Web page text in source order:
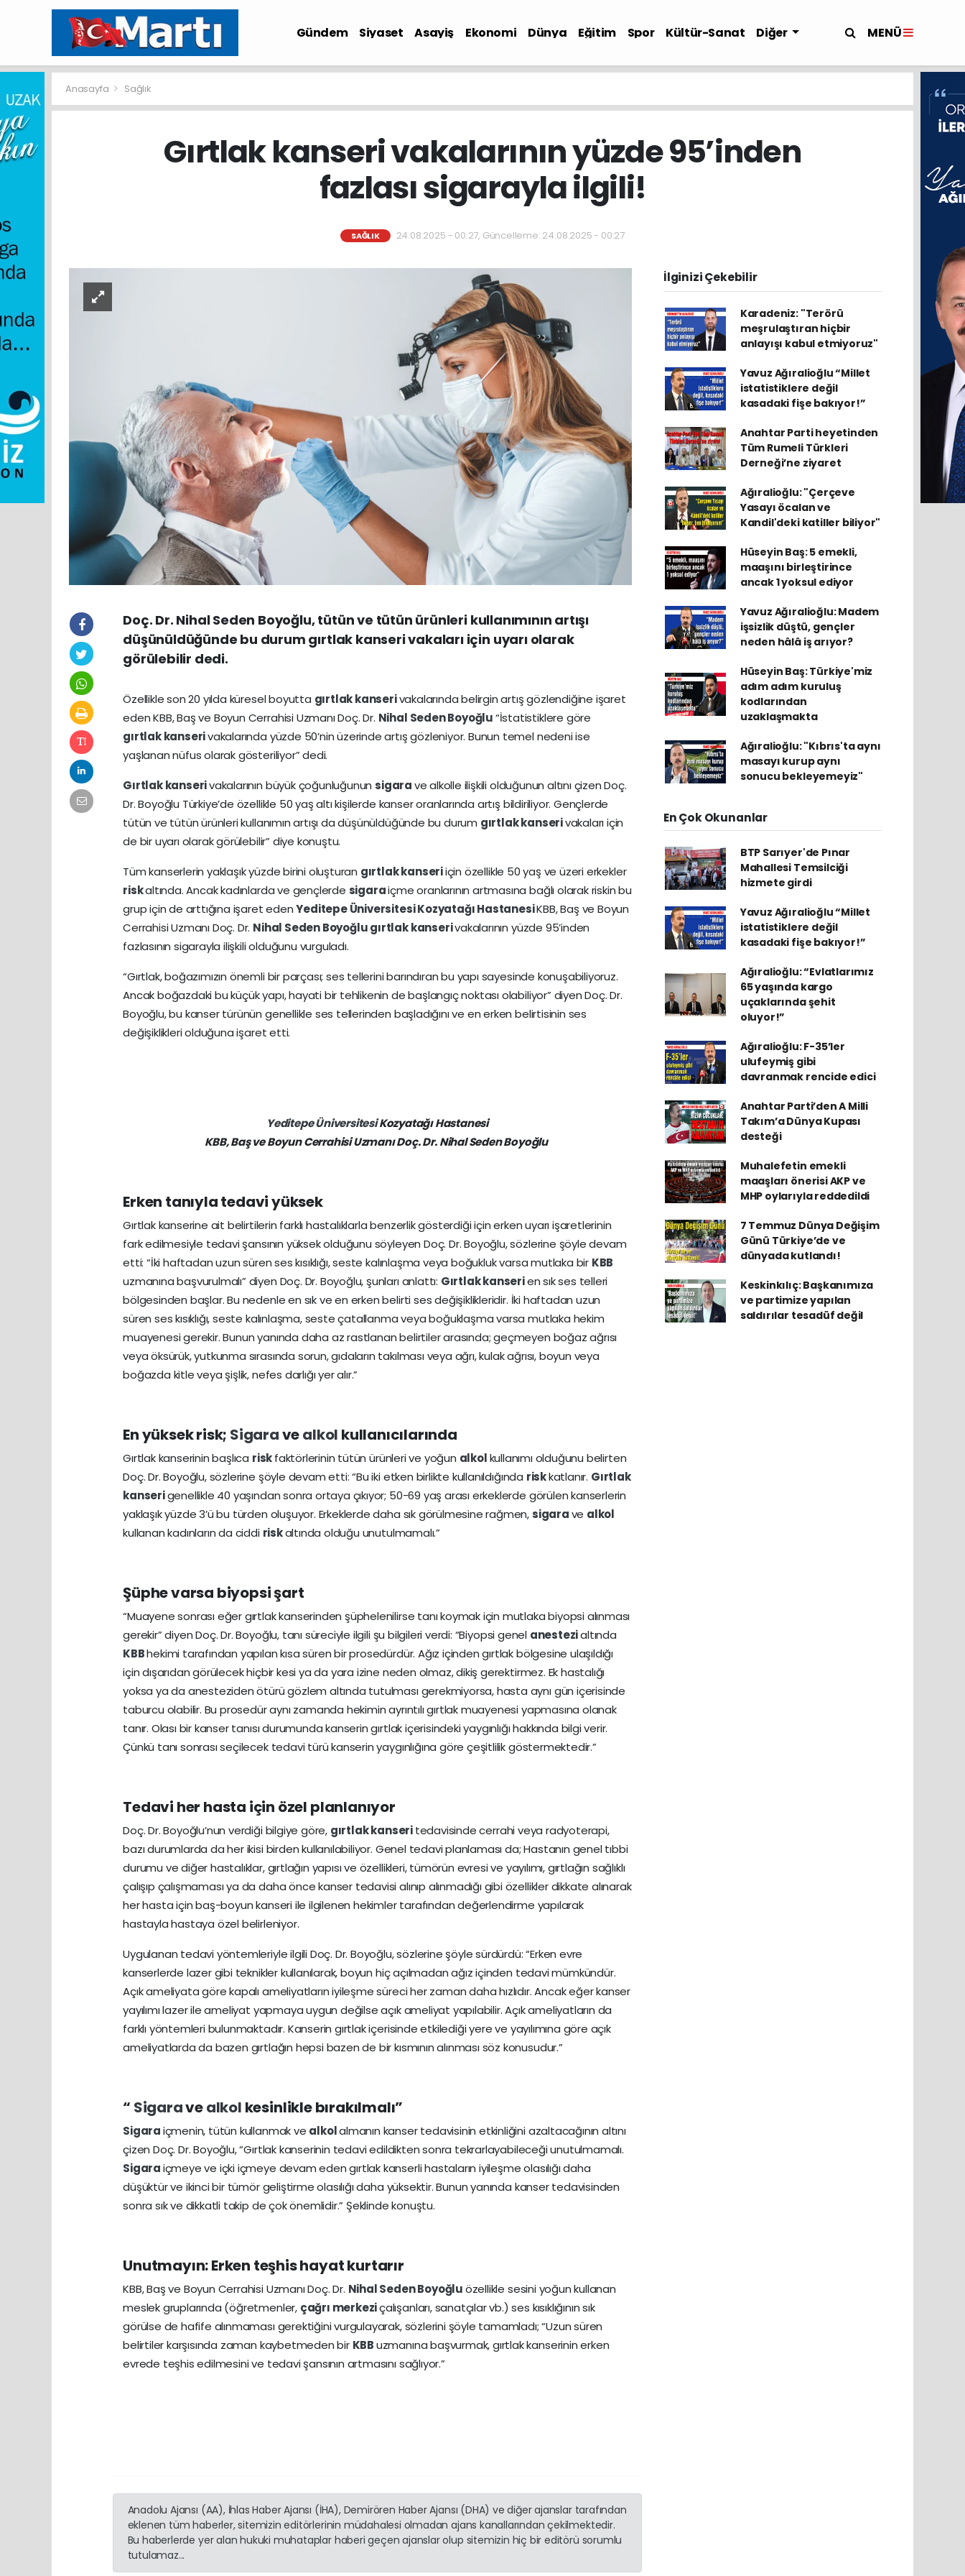
Gündem Siyaset Asayiş Ekonomi Dünya Eğitim Spor Kültür-Sanat Diğer MENÜ
Anasayfa Sağlık
Gırtlak kanseri vakalarının yüzde 95’inden
fazlası sigarayla ilgili!
SAĞLIK 24.08.2025 - 00:27, Güncelleme: 24.08.2025 - 00:27
Doç. Dr. Nihal Seden Boyoğlu, tütün ve tütün ürünleri kullanımının artışı
düşünüldüğünde bu durum gırtlak kanseri vakaları için uyarı olarak
görülebilir dedi.
Özellikle son 20 yılda küresel boyutta gırtlak kanserivakalarında belirgin artış gözlendiğine işaret
eden KBB, Baş ve Boyun Cerrahisi Uzmanı Doç. Dr. Nihal Seden Boyoğlu“İstatistiklere göre
gırtlak kanserivakalarında yüzde 50’nin üzerinde artış gözleniyor. Bunun temel nedeni ise
yaşlanan nüfus olarak gösteriliyor” dedi.
Gırtlak kanserivakalarının büyük çoğunluğunun sigarave alkolle ilişkili olduğunun altını çizen Doç.
Dr. Boyoğlu Türkiye’de özellikle 50 yaş altı kişilerde kanser oranlarında artış bildiriliyor. Gençlerde
tütün ve tütün ürünleri kullanımın artışı da düşünüldüğünde bu durum gırtlak kanserivakaları için
de bir uyarı olarak görülebilir” diye konuştu.
Tüm kanserlerin yaklaşık yüzde birini oluşturan gırtlak kanseriiçin özellikle 50 yaş ve üzeri erkekler
riskaltında. Ancak kadınlarda ve gençlerde sigaraiçme oranlarının artmasına bağlı olarak riskin bu
grup için de arttığına işaret edenYeditepe ÜniversitesiKozyatağı HastanesiKBB, Baş ve Boyun
Cerrahisi Uzmanı Doç. Dr. Nihal Seden Boyoğlugırtlak kanserivakalarının yüzde 95’inden
fazlasının sigarayla ilişkili olduğunu vurguladı.
“Gırtlak, boğazımızın önemli bir parçası; ses tellerini barındıran bu yapı sayesinde konuşabiliyoruz.
Ancak boğazdaki bu küçük yapı, hayati bir tehlikenin de başlangıç noktası olabiliyor” diyen Doç. Dr.
Boyoğlu, bu kanser türünün genellikle ses tellerinden başladığını ve en erken belirtisinin ses
değişiklikleri olduğuna işaret etti.
Yeditepe ÜniversitesiKozyatağı Hastanesi
KBB, Baş ve Boyun Cerrahisi Uzmanı Doç. Dr. Nihal Seden Boyoğlu
Erken tanıyla tedavi yüksek
Gırtlak kanserine ait belirtilerin farklı hastalıklarla benzerlik gösterdiği için erken uyarı işaretlerinin
fark edilmesiyle tedavi şansının yüksek olduğunu söyleyen Doç. Dr. Boyoğlu, sözlerine şöyle devam
etti: “İki haftadan uzun süren ses kısıklığı, seste kalınlaşma veya boğukluk varsa mutlaka bir KBB
uzmanına başvurulmalı” diyen Doç. Dr. Boyoğlu, şunları anlattı: Gırtlak kanserien sık ses telleri
bölgesinden başlar. Bu nedenle en sık ve en erken belirti ses değişiklikleridir. İki haftadan uzun
süren ses kısıklığı, seste kalınlaşma, seste çatallanma veya boğuklaşma varsa mutlaka hekim
muayenesi gerekir. Bunun yanında daha az rastlanan belirtiler arasında; geçmeyen boğaz ağrısı
veya öksürük, yutkunma sırasında sorun, gıdaların takılması veya ağrı, kulak ağrısı, boyun veya
boğazda kitle veya şişlik, nefes darlığı yer alır.”
En yüksek risk; Sigaravealkol kullanıcılarında
Gırtlak kanserinin başlıca riskfaktörlerinin tütün ürünleri ve yoğun alkolkullanımı olduğunu belirten
Doç. Dr. Boyoğlu, sözlerine şöyle devam etti: “Bu iki etken birlikte kullanıldığında riskkatlanır. Gırtlak
kanserigenellikle 40 yaşından sonra ortaya çıkıyor; 50-69 yaş arası erkeklerde görülen kanserlerin
yaklaşık yüzde 3’ü bu türden oluşuyor. Erkeklerde daha sık görülmesine rağmen, sigarave alkol
kullanan kadınların da ciddi riskaltında olduğu unutulmamalı.”
Şüphe varsa biyopsi şart
“Muayene sonrası eğer gırtlak kanserinden şüphelenilirse tanı koymak için mutlaka biyopsi alınması
gerekir” diyen Doç. Dr. Boyoğlu, tanı süreciyle ilgili şu bilgileri verdi: “Biyopsi genel anestezialtında
KBBhekimi tarafından yapılan kısa süren bir prosedürdür. Ağız içinden gırtlak bölgesine ulaşıldığı
için dışarıdan görülecek hiçbir kesi ya da yara izine neden olmaz, dikiş gerektirmez. Ek hastalığı
yoksa ya da anesteziden ötürü gözlem altında tutulması gerekmiyorsa, hasta aynı gün içerisinde
taburcu olabilir. Bu prosedür aynı zamanda hekimin ayrıntılı gırtlak muayenesi yapmasına olanak
tanır. Olası bir kanser tanısı durumunda kanserin gırtlak içerisindeki yaygınlığı hakkında bilgi verir.
Çünkü tanı sonrası seçilecek tedavi türü kanserin yaygınlığına göre çeşitlilik göstermektedir.”
Tedavi her hasta için özel planlanıyor
Doç. Dr. Boyoğlu’nun verdiği bilgiye göre, gırtlak kanseritedavisinde cerrahi veya radyoterapi,
bazı durumlarda da her ikisi birden kullanılabiliyor. Genel tedavi planlaması da; Hastanın genel tıbbi
durumu ve diğer hastalıklar, gırtlağın yapısı ve özellikleri, tümörün evresi ve yayılımı, gırtlağın sağlıklı
çalışıp çalışmaması ya da daha önce kanser tedavisi alınıp alınmadığı gibi özellikler dikkate alınarak
her hasta için baş-boyun kanseri ile ilgilenen hekimler tarafından değerlendirme yapılarak
hastayla hastaya özel belirleniyor.
Uygulanan tedavi yöntemleriyle ilgili Doç. Dr. Boyoğlu, sözlerine şöyle sürdürdü: “Erken evre
kanserlerde lazer gibi teknikler kullanılarak, boyun hiç açılmadan ağız içinden tedavi mümkündür.
Açık ameliyata göre kapalı ameliyatların iyileşme süreci her zaman daha hızlıdır. Ancak eğer kanser
yayılımı lazer ile ameliyat yapmaya uygun değilse açık ameliyat yapılabilir. Açık ameliyatların da
farklı yöntemleri bulunmaktadır. Kanserin gırtlak içerisinde etkilediği yere ve yayılımına göre açık
ameliyatlarda da bazen gırtlağın hepsi bazen de bir kısmının alınması söz konusudur.”
“ Sigaravealkol kesinlikle bırakılmalı”
Sigaraiçmenin, tütün kullanmak ve alkolalmanın kanser tedavisinin etkinliğini azaltacağının altını
çizen Doç. Dr. Boyoğlu, “Gırtlak kanserinin tedavi edildikten sonra tekrarlayabileceği unutulmamalı.
Sigaraiçmeye ve içki içmeye devam eden gırtlak kanserli hastaların iyileşme olasılığı daha
düşüktür ve ikinci bir tümör geliştirme olasılığı daha yüksektir. Bunun yanında kanser tedavisinden
sonra sık ve dikkatli takip de çok önemlidir.” Şeklinde konuştu.
Unutmayın: Erken teşhis hayat kurtarır
KBB, Baş ve Boyun Cerrahisi Uzmanı Doç. Dr. Nihal Seden Boyoğluözellikle sesini yoğun kullanan
meslek gruplarında (öğretmenler, çağrı merkeziçalışanları, sanatçılar vb.) ses kısıklığının sık
görülse de hafife alınmaması gerektiğini vurgulayarak, sözlerini şöyle tamamladı; “Uzun süren
belirtiler karşısında zaman kaybetmeden bir KBBuzmanına başvurmak, gırtlak kanserinin erken
evrede teşhis edilmesini ve tedavi şansının artmasını sağlıyor.”
Anadolu Ajansı (AA), İhlas Haber Ajansı (İHA), Demirören Haber Ajansı (DHA) ve diğer ajanslar tarafından
eklenen tüm haberler, sitemizin editörlerinin müdahalesi olmadan ajans kanallarından çekilmektedir.
Bu haberlerde yer alan hukuki muhataplar haberi geçen ajanslar olup sitemizin hiç bir editörü sorumlu
tutulamaz...
İlginizi Çekebilir
Karadeniz: "Terörü
meşrulaştıran hiçbir
anlayışı kabul etmiyoruz"
Yavuz Ağıralioğlu “Millet
istatistiklere değil
kasadaki fişe bakıyor!”
Anahtar Parti heyetinden
Tüm Rumeli Türkleri
Derneği’ne ziyaret
Ağıralioğlu: "Çerçeve
Yasayı öcalan ve
Kandil'deki katiller biliyor"
Hüseyin Baş: 5 emekli,
maaşını birleştirince
ancak 1 yoksul ediyor
Yavuz Ağıralioğlu: Madem
işsizlik düştü, gençler
neden hâlâ iş arıyor?
Hüseyin Baş: Türkiye'miz
adım adım kuruluş
kodlarından
uzaklaşmakta
Ağıralioğlu: "Kıbrıs'ta aynı
masayı kurup aynı
sonucu bekleyemeyiz"
En Çok Okunanlar
BTP Sarıyer'de Pınar
Mahallesi Temsilciği
hizmete girdi
Yavuz Ağıralioğlu “Millet
istatistiklere değil
kasadaki fişe bakıyor!”
Ağıralioğlu: “Evlatlarımız
65 yaşında kargo
uçaklarında şehit
oluyor!”
Ağıralioğlu: F-35’ler
ulufeymiş gibi
davranmak rencide edici
Anahtar Parti’den A Milli
Takım’a Dünya Kupası
desteği
Muhalefetin emekli
maaşları önerisi AKP ve
MHP oylarıyla reddedildi
7 Temmuz Dünya Değişim
Günü Türkiye’de ve
dünyada kutlandı!
Keskinkılıç: Başkanımıza
ve partimize yapılan
saldırılar tesadüf değil